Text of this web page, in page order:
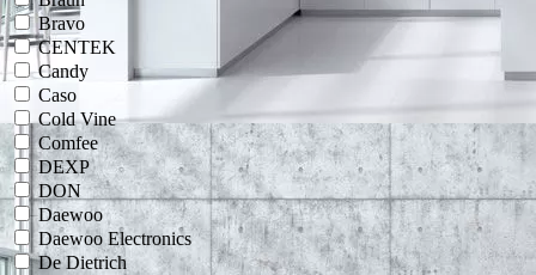
Bravo
CENTEK
Candy
Caso
Cold Vine
Comfee
DEXP
DON
Daewoo
Daewoo Electronics
De Dietrich